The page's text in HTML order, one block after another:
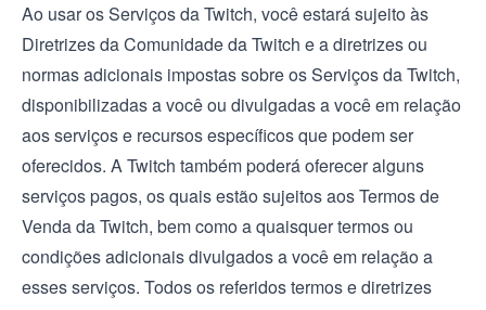
Ao usar os Serviços da Twitch, você estará sujeito às
Diretrizes da Comunidadeda Twitch e a diretrizes ou
normas adicionais impostas sobre os Serviços da Twitch,
disponibilizadas a você ou divulgadas a você em relação
aos serviços e recursos específicos que podem ser
oferecidos. A Twitch também poderá oferecer alguns
serviços pagos, os quais estão sujeitos aosTermos de
Venda da Twitch, bem como a quaisquer termos ou
condições adicionais divulgados a você em relação a
esses serviços. Todos os referidos termos e diretrizes